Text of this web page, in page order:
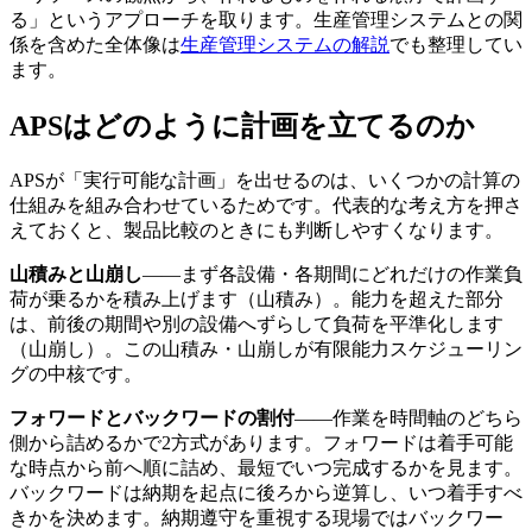
る」というアプローチを取ります。生産管理システムとの関
係を含めた全体像は生産管理システムの解説でも整理してい
ます。
APSはどのように計画を立てるのか
APSが「実行可能な計画」を出せるのは、いくつかの計算の
仕組みを組み合わせているためです。代表的な考え方を押さ
えておくと、製品比較のときにも判断しやすくなります。
山積みと山崩し――まず各設備・各期間にどれだけの作業負
荷が乗るかを積み上げます（山積み）。能力を超えた部分
は、前後の期間や別の設備へずらして負荷を平準化します
（山崩し）。この山積み・山崩しが有限能力スケジューリン
グの中核です。
フォワードとバックワードの割付――作業を時間軸のどちら
側から詰めるかで2方式があります。フォワードは着手可能
な時点から前へ順に詰め、最短でいつ完成するかを見ます。
バックワードは納期を起点に後ろから逆算し、いつ着手すべ
きかを決めます。納期遵守を重視する現場ではバックワー